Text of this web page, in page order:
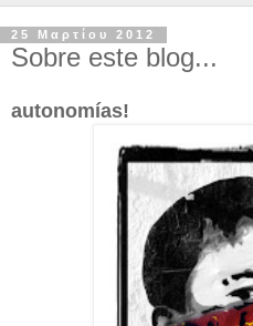
25 Μαρτίου 2012
Sobre este blog...
autonomías!